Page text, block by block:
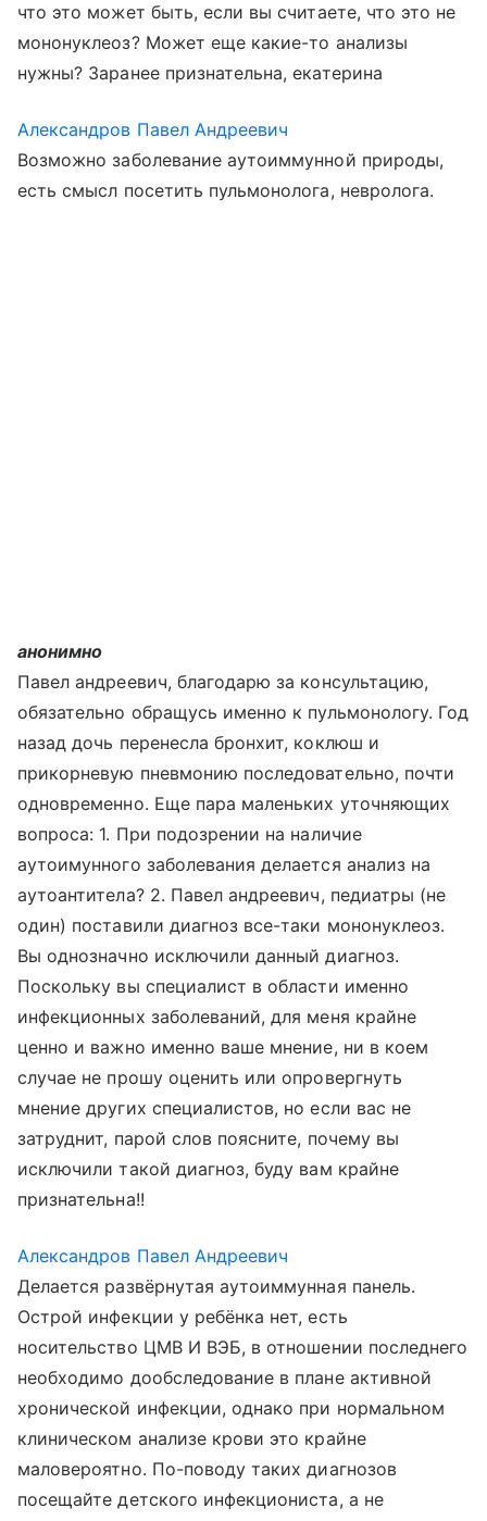
что это может быть, если вы считаете, что это не
мононуклеоз? Может еще какие-то анализы
нужны? Заранее признательна, екатерина
Александров Павел Андреевич
Возможно заболевание аутоиммунной природы,
есть смысл посетить пульмонолога, невролога.
анонимно
Павел андреевич, благодарю за консультацию,
обязательно обращусь именно к пульмонологу. Год
назад дочь перенесла бронхит, коклюш и
прикорневую пневмонию последовательно, почти
одновременно. Еще пара маленьких уточняющих
вопроса: 1. При подозрении на наличие
аутоимунного заболевания делается анализ на
аутоантитела? 2. Павел андреевич, педиатры (не
один) поставили диагноз все-таки мононуклеоз.
Вы однозначно исключили данный диагноз.
Поскольку вы специалист в области именно
инфекционных заболеваний, для меня крайне
ценно и важно именно ваше мнение, ни в коем
случае не прошу оценить или опровергнуть
мнение других специалистов, но если вас не
затруднит, парой слов поясните, почему вы
исключили такой диагноз, буду вам крайне
признательна!!
Александров Павел Андреевич
Делается развёрнутая аутоиммунная панель.
Острой инфекции у ребёнка нет, есть
носительство ЦМВ И ВЭБ, в отношении последнего
необходимо дообследование в плане активной
хронической инфекции, однако при нормальном
клиническом анализе крови это крайне
маловероятно. По-поводу таких диагнозов
посещайте детского инфекциониста, а не